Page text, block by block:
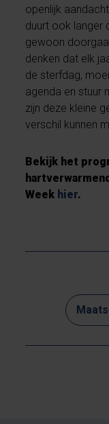
openlijk
duurt ook langer
gewoon
denken dat elk
de sterfdag,
agenda en stuur
zijn deze kleine
verschil kunnen
Bekijk het
Week hier.